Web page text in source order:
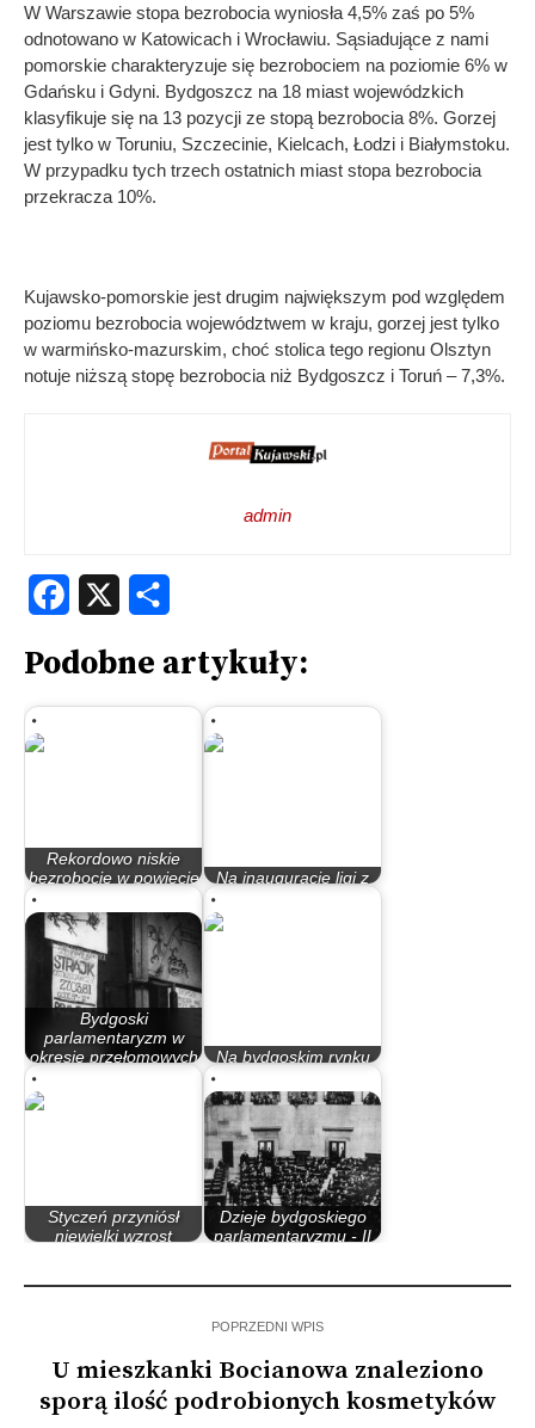
W Warszawie stopa bezrobocia wyniosła 4,5% zaś po 5%
odnotowano w Katowicach i Wrocławiu. Sąsiadujące z nami
pomorskie charakteryzuje się bezrobociem na poziomie 6% w
Gdańsku i Gdyni. Bydgoszcz na 18 miast wojewódzkich
klasyfikuje się na 13 pozycji ze stopą bezrobocia 8%. Gorzej
jest tylko w Toruniu, Szczecinie, Kielcach, Łodzi i Białymstoku.
W przypadku tych trzech ostatnich miast stopa bezrobocia
przekracza 10%.
Kujawsko-pomorskie jest drugim największym pod względem
poziomu bezrobocia województwem w kraju, gorzej jest tylko
w warmińsko-mazurskim, choć stolica tego regionu Olsztyn
notuje niższą stopę bezrobocia niż Bydgoszcz i Toruń – 7,3%.
admin
Facebook
Podobne artykuły:
Rekordowo niskie
bezrobocie w powiecie
Na inauguracje ligi z
Bydgoski
parlamentaryzm w
okresie przełomowych
Na bydgoskim rynku
Styczeń przyniósł
niewielki wzrost
Dzieje bydgoskiego
parlamentaryzmu - II
POPRZEDNI WPIS
U mieszkanki Bocianowa znaleziono
sporą ilość podrobionych kosmetyków